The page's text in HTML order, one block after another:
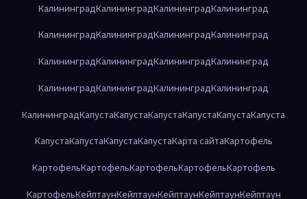
КалининградКалининградКалининградКалининград
КалининградКалининградКалининградКалининград
КалининградКалининградКалининградКалининград
КалининградКалининградКалининградКалининград
КалининградКапустаКапустаКапустаКапустаКапустаКапуста
КапустаКапустаКапустаКапустаКарта сайтаКартофель
КартофельКартофельКартофельКартофельКартофель
КартофельКейптаунКейптаунКейптаунКейптаунКейптаун